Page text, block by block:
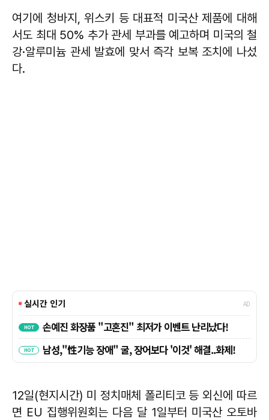
여기에 청바지, 위스키 등 대표적 미국산 제품에 대해
서도 최대 50% 추가 관세 부과를 예고하며 미국의 철
강·알루미늄 관세 발효에 맞서 즉각 보복 조치에 나섰
다.
12일(현지시간) 미 정치매체 폴리티코 등 외신에 따르
면 EU 집행위원회는 다음 달 1일부터 미국산 오토바